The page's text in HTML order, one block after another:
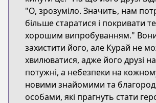
"О, зрозуміло. Значить, нам
більше старатися і покривати
хорошим випробуванням."
захистити його, але Курай не
хвилюватися, адже його друзі
потужні, а небезпеки на
новими знайомими та
особами, які прагнуть стати